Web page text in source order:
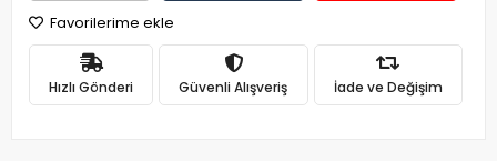
Favorilerime ekle
Hızlı Gönderi Güvenli Alışveriş İade ve Değişim